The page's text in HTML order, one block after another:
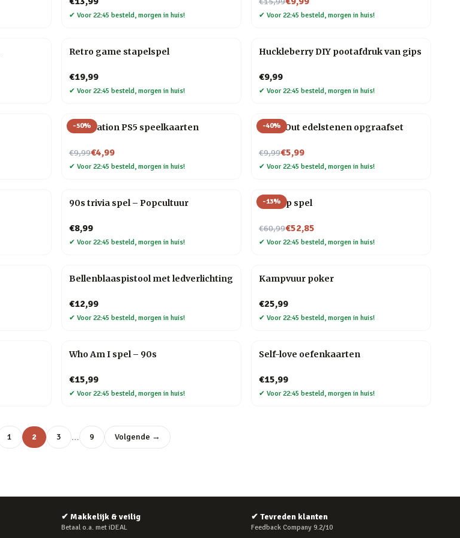
✔ Voor 22:45 besteld, morgen in huis! ✔ Voor 22:45 besteld, morgen in huis!
Retro game stapelspel
€19,99
✔ Voor 22:45 besteld, morgen in huis!
Huckleberry DIY pootafdruk van gips
€9,99
✔ Voor 22:45 besteld, morgen in huis!
-50%
PlayStation PS5 speelkaarten
€9,99
Nu voor€4,99
✔ Voor 22:45 besteld, morgen in huis!
-40%
Dig It Out edelstenen opgraafset
€9,99
Nu voor€5,99
✔ Voor 22:45 besteld, morgen in huis!
90s trivia spel – Popcultuur
€8,99
✔ Voor 22:45 besteld, morgen in huis!
-13%
Line Up spel
€60,99
Nu voor€52,85
✔ Voor 22:45 besteld, morgen in huis!
Bellenblaaspistool met ledverlichting
€12,99
✔ Voor 22:45 besteld, morgen in huis!
Kampvuur poker
€25,99
✔ Voor 22:45 besteld, morgen in huis!
Who Am I spel – 90s
€15,99
✔ Voor 22:45 besteld, morgen in huis!
Self-love oefenkaarten
€15,99
✔ Voor 22:45 besteld, morgen in huis!
1 2 3 … 9 Volgende →
✔ Makkelijk & veilig
Betaal o.a. met iDEAL
✔ Tevreden klanten
Feedback Company 9.2/10